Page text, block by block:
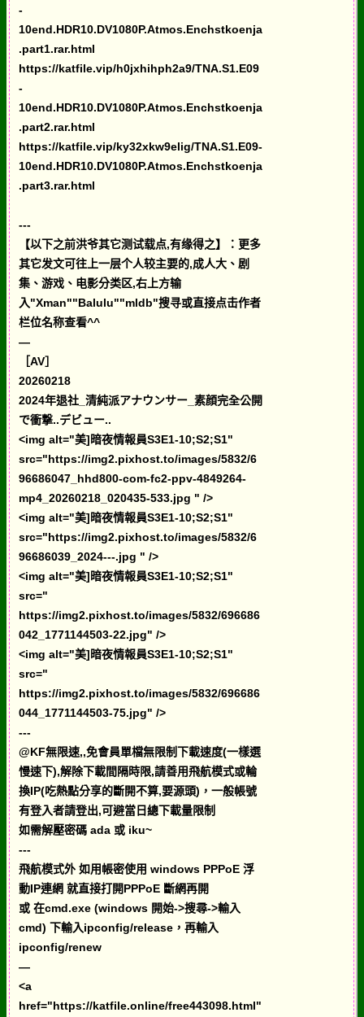
-
10end.HDR10.DV1080P.Atmos.Enchstkoenja
.part1.rar.html
https://katfile.vip/h0jxhihph2a9/TNA.S1.E09
-
10end.HDR10.DV1080P.Atmos.Enchstkoenja
.part2.rar.html
https://katfile.vip/ky32xkw9elig/TNA.S1.E09-
10end.HDR10.DV1080P.Atmos.Enchstkoenja
.part3.rar.html
---
【以下之前洪爷其它测试载点,有缘得之】：更多
其它发文可往上一层个人较主要的,成人大、剧
集、游戏、电影分类区,右上方输
入"Xman""Balulu""mldb"搜寻或直接点击作者
栏位名称查看^^
—
［AV］
20260218
2024年退社_清純派アナウンサー_素顔完全公開
で衝撃..デビュー..
<img alt="美]暗夜情報員S3E1-10;S2;S1"
src="https://img2.pixhost.to/images/5832/6
96686047_hhd800-com-fc2-ppv-4849264-
mp4_20260218_020435-533.jpg " />
<img alt="美]暗夜情報員S3E1-10;S2;S1"
src="https://img2.pixhost.to/images/5832/6
96686039_2024---.jpg " />
<img alt="美]暗夜情報員S3E1-10;S2;S1"
src="
https://img2.pixhost.to/images/5832/696686
042_1771144503-22.jpg" />
<img alt="美]暗夜情報員S3E1-10;S2;S1"
src="
https://img2.pixhost.to/images/5832/696686
044_1771144503-75.jpg" />
---
@KF無限速,,免會員單檔無限制下載速度(一樣選
慢速下),解除下載間隔時限,請善用飛航模式或輪
換IP(吃熱點分享的斷開不算,要源頭)，一般帳號
有登入者請登出,可避當日總下載量限制
如需解壓密碼 ada 或 iku~
---
飛航模式外 如用帳密使用 windows PPPoE 浮
動IP連網 就直接打開PPPoE 斷網再開
或 在cmd.exe (windows 開始->搜尋->輸入
cmd) 下輸入ipconfig/release，再輸入
ipconfig/renew
—
<a
href="https://katfile.online/free443098.html"